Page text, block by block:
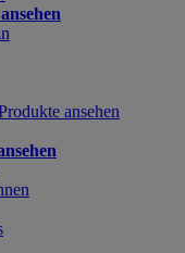
ansehen